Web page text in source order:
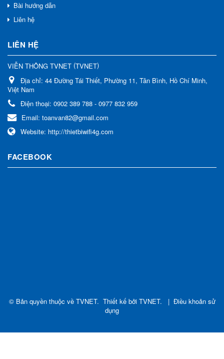
Bài hướng dẫn
Liên hệ
LIÊN HỆ
VIỄN THÔNG TVNET (TVNET)
Địa chỉ: 44 Đường Tái Thiết, Phường 11, Tân Bình, Hồ Chí Minh,
Việt Nam
Điện thoại: 0902 389 788 - 0977 832 959
Email: toanvan82@gmail.com
Website: http://thietbiwifi4g.com
FACEBOOK
© Bản quyền thuộc về TVNET. Thiết kế bởi TVNET. | Điều khoản sử
dụng